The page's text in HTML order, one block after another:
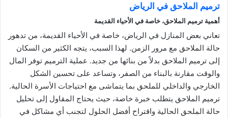
ترميم الملاحق في الرياض
أهمية ترميم الملاحق، خاصة في الأحياء القديمة
تعاني بعض المنازل في الرياض، خاصة في الأحياء القديمة، من تدهور
حالة الملاحق مع مرور الزمن. لهذا السبب، يتجه الكثير من السكان
إلى ترميم الملاحق بدلاً من بنائها من جديد. عملية الترميم توفر المال
والوقت مقارنة بالبناء من الصفر، وتساعد على تحسين الشكل
الخارجي والداخلي للملحق بما يتماشى مع احتياجات الأسرة الحالية.
ترميم الملاحق يتطلب خبرة خاصة، حيث يحتاج المقاول إلى تحليل
حالة الملحق الحالية واقتراح أفضل الحلول لتجنب أي مشاكل في